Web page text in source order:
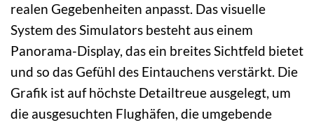
realen Gegebenheiten anpasst. Das visuelle
System des Simulators besteht aus einem
Panorama-Display, das ein breites Sichtfeld bietet
und so das Gefühl des Eintauchens verstärkt. Die
Grafik ist auf höchste Detailtreue ausgelegt, um
die ausgesuchten Flughäfen, die umgebende